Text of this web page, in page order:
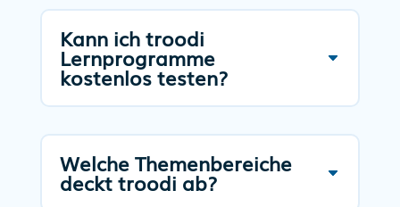
Kann ich troodi
Lernprogramme
kostenlos testen?
Welche Themenbereiche
deckt troodi ab?